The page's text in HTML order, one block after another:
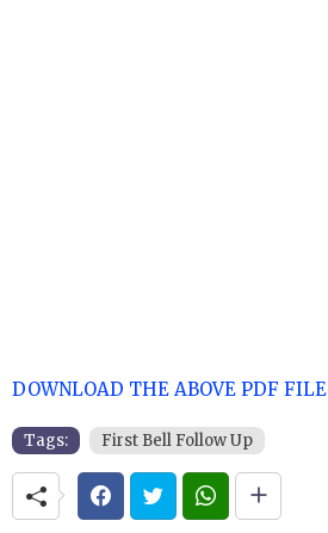
DOWNLOAD THE ABOVE PDF FILE
Tags: First Bell Follow Up